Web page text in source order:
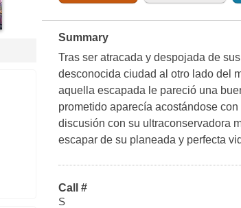
Summary
Tras ser atracada y despojada de
desconocida ciudad al otro lado del
aquella escapada le pareció una
prometido aparecía acostándose
discusión con su ultraconservadora
escapar de su planeada y perfecta
Call #
S